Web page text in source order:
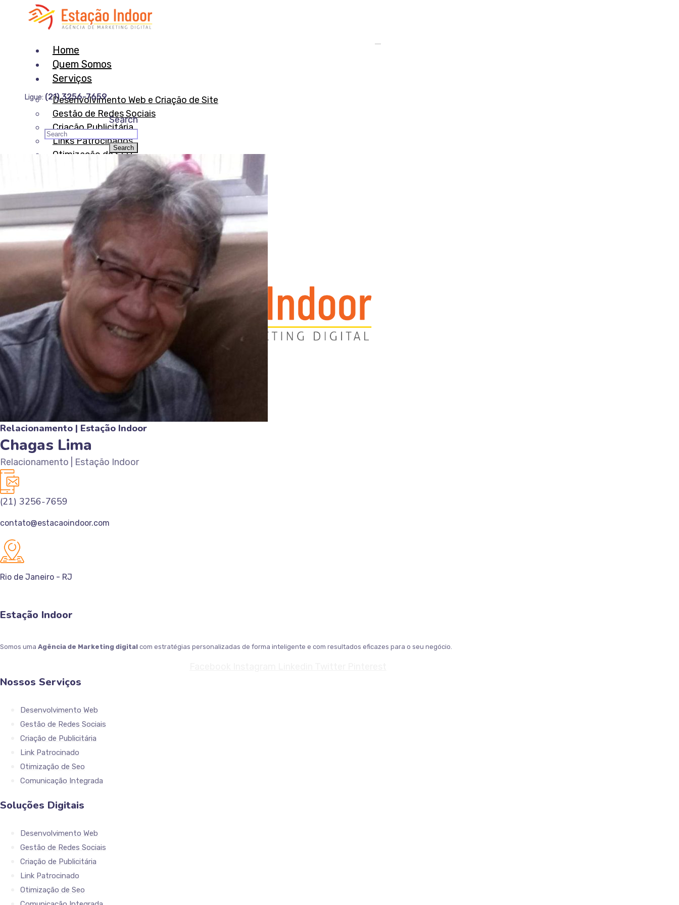
Home
Quem Somos
Serviços
Desenvolvimento Web e Criação de Site
Gestão de Redes Sociais
Criação Publicitária
Links Patrocinados
Otimização de SEO
Comunicação Integrada
Produção Sonora
Identidade Musical
Equipe
Blog
Contato
Ligue: (21) 3256-7659
Search
Relacionamento | Estação Indoor
Chagas Lima
Relacionamento | Estação Indoor
(21) 3256-7659
contato@estacaoindoor.com
Rio de Janeiro - RJ
Estação Indoor
Somos uma Agência de Marketing digital com estratégias personalizadas de forma inteligente e com resultados eficazes para o seu negócio.
Nossos Serviços
Desenvolvimento Web
Gestão de Redes Sociais
Criação de Publicitária
Link Patrocinado
Otimização de Seo
Comunicação Integrada
Soluções Digitais
Desenvolvimento Web
Gestão de Redes Sociais
Criação de Publicitária
Link Patrocinado
Otimização de Seo